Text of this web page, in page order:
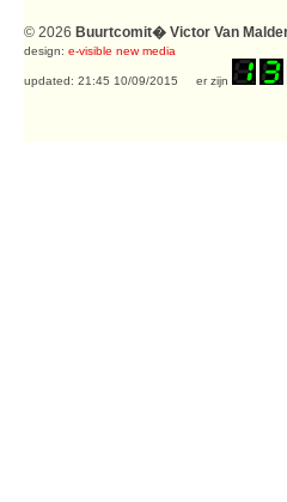
© 2026 Buurtcomit� Victor Van
design: e-visible new media
updated: 21:45 10/09/2015 er zijn